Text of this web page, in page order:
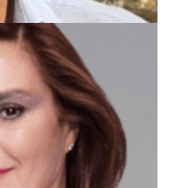
Δαδιά, Έβρος,
μετά – Η
της ΝΔ